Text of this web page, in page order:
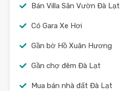
Bán Villa Sân Vườn Đà Lạt
Có Gara Xe Hơi
Gần bờ Hồ Xuân Hương
Gần chợ đêm Đà Lạt
Mua bán nhà đất Đà Lạt